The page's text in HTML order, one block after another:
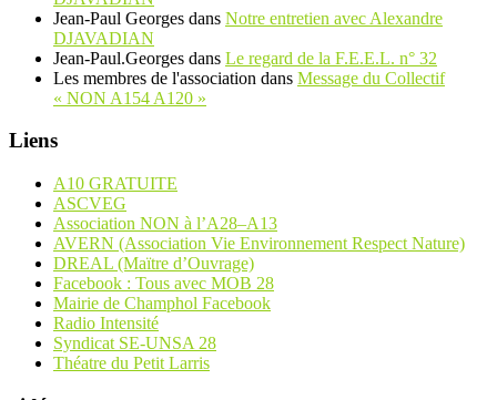
Jean-Paul Georges dans Notre entretien avec Alexandre
DJAVADIAN
Jean-Paul.Georges dans Le regard de la F.E.E.L. n° 32
Les membres de l'association dans Message du Collectif
« NON A154 A120 »
Liens
A10 GRATUITE
ASCVEG
Association NON à l’A28–A13
AVERN (Association Vie Environnement Respect Nature)
DREAL (Maïtre d’Ouvrage)
Facebook : Tous avec MOB 28
Mairie de Champhol Facebook
Radio Intensité
Syndicat SE-UNSA 28
Théatre du Petit Larris